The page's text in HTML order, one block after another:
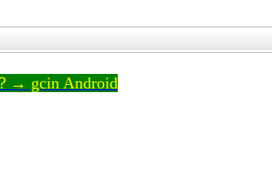
→ gcin Android